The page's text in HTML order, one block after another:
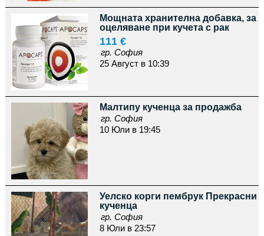
Мощната хранителна добавка, за
оцеляване при кучета с рак
111 €
гр. София
25 Август в 10:39
Малтипу кученца за продажба
гр. София
10 Юли в 19:45
Уелско корги пембрук Прекрасни
кученца
гр. София
8 Юли в 23:57